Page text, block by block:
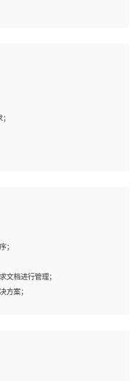
频剪辑和特效包装软件；
；
作经验；
用Ansible
及故障处理，如：Mysql、
，如TCP/IP，转发原理，路由优
书优先
；
文档进行管理；
方案；